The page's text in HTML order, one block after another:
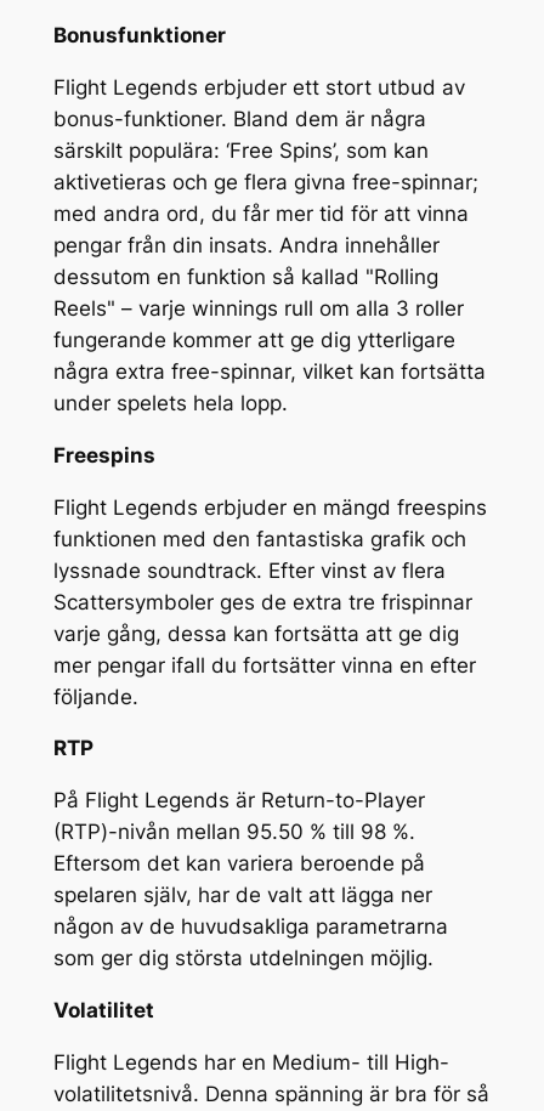
Bonusfunktioner
Flight Legends erbjuder ett stort utbud av
bonus-funktioner. Bland dem är några
särskilt populära: ‘Free Spins’, som kan
aktivetieras och ge flera givna free-spinnar;
med andra ord, du får mer tid för att vinna
pengar från din insats. Andra innehåller
dessutom en funktion så kallad "Rolling
Reels" – varje winnings rull om alla 3 roller
fungerande kommer att ge dig ytterligare
några extra free-spinnar, vilket kan fortsätta
under spelets hela lopp.
Freespins
Flight Legends erbjuder en mängd freespins
funktionen med den fantastiska grafik och
lyssnade soundtrack. Efter vinst av flera
Scattersymboler ges de extra tre frispinnar
varje gång, dessa kan fortsätta att ge dig
mer pengar ifall du fortsätter vinna en efter
följande.
RTP
På Flight Legends är Return-to-Player
(RTP)-nivån mellan 95.50 % till 98 %.
Eftersom det kan variera beroende på
spelaren själv, har de valt att lägga ner
någon av de huvudsakliga parametrarna
som ger dig största utdelningen möjlig.
Volatilitet
Flight Legends har en Medium- till High-
volatilitetsnivå. Denna spänning är bra för så